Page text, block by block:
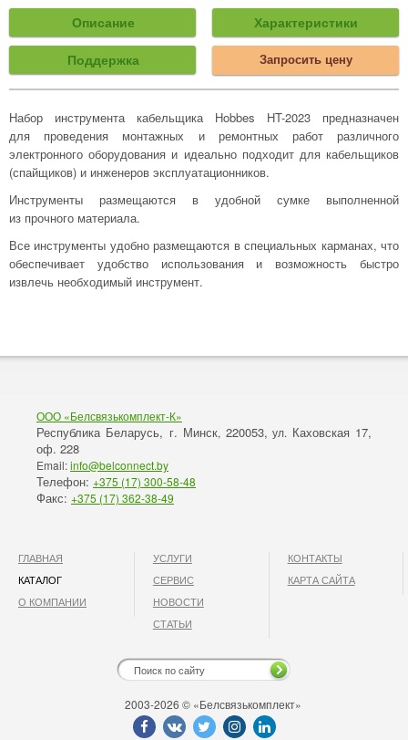
Описание Характеристики
Поддержка Запросить цену
Набор инструмента кабельщика Hobbes HT-2023 предназначен
для проведения монтажных и ремонтных работ различного
электронного оборудования и идеально подходит для кабельщиков
(спайщиков) и инженеров эксплуатационников.
Инструменты размещаются в удобной сумке выполненной
из прочного материала.
Все инструменты удобно размещаются в специальных карманах, что
обеспечивает удобство использования и возможность быстро
извлечь необходимый инструмент.
ООО «Белсвязькомплект-К»
Республика Беларусь, г. Минск, 220053, ул. Каховская 17,
оф. 228
Email:info@belconnect.by
Телефон: +375 (17) 300-58-48
Факс: +375 (17) 362-38-49
ГЛАВНАЯ
КАТАЛОГ
О КОМПАНИИ
УСЛУГИ
СЕРВИС
НОВОСТИ
СТАТЬИ
КОНТАКТЫ
КАРТА САЙТА
2003-2026 © «Белсвязькомплект»